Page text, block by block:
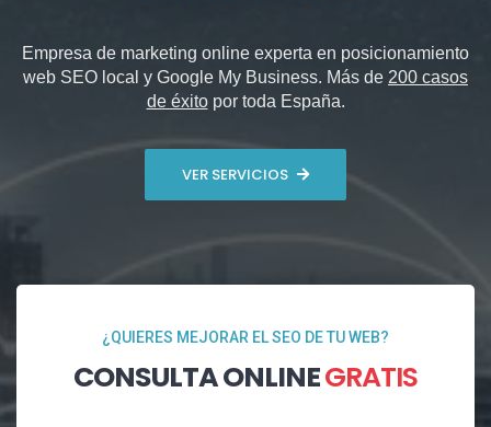
Empresa de marketing online experta en posicionamiento
web SEO local y Google My Business. Más de 200 casos
de éxitopor toda España.
VER SERVICIOS
¿QUIERES MEJORAR EL SEO DE TU WEB?
CONSULTA ONLINEGRATIS